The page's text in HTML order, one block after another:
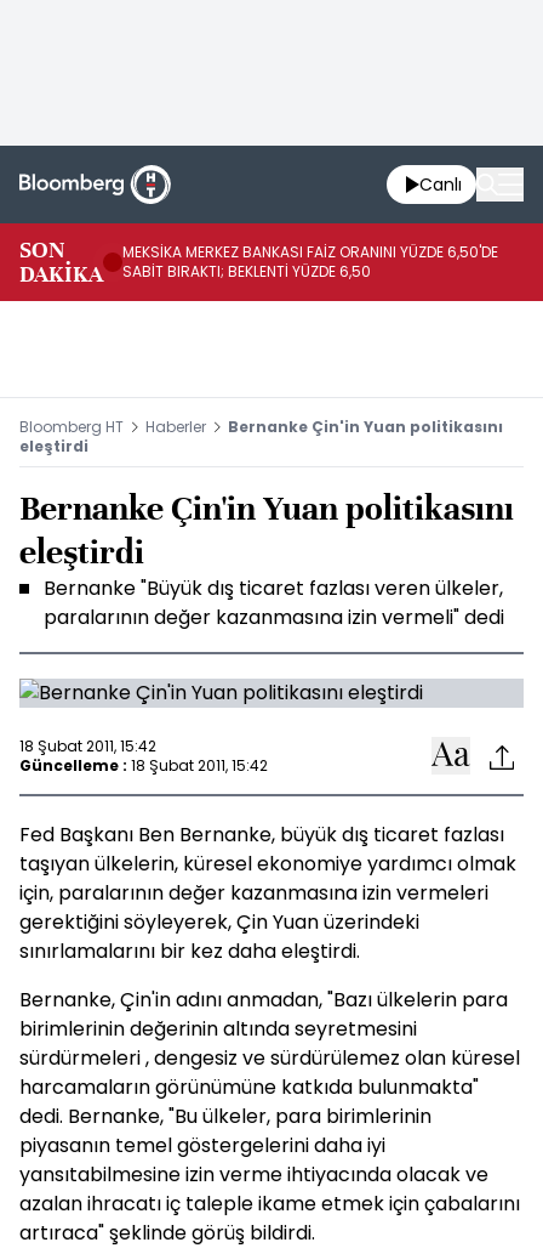
Canlı
SON
DAKİKA
MEKSİKA MERKEZ BANKASI FAİZ ORANINI YÜZDE 6,50'DE
SABİT BIRAKTI; BEKLENTİ YÜZDE 6,50
Bloomberg HT Haberler
Bernanke Çin'in Yuan politikasını
eleştirdi
Bernanke Çin'in Yuan politikasını
eleştirdi
Bernanke "Büyük dış ticaret fazlası veren ülkeler,
paralarının değer kazanmasına izin vermeli" dedi
18 Şubat 2011, 15:42
Güncelleme : 18 Şubat 2011, 15:42
Fed Başkanı Ben Bernanke, büyük dış ticaret fazlası
taşıyan ülkelerin, küresel ekonomiye yardımcı olmak
için, paralarının değer kazanmasına izin vermeleri
gerektiğini söyleyerek, Çin Yuan üzerindeki
sınırlamalarını bir kez daha eleştirdi.
Bernanke, Çin'in adını anmadan, "Bazı ülkelerin para
birimlerinin değerinin altında seyretmesini
sürdürmeleri , dengesiz ve sürdürülemez olan küresel
harcamaların görünümüne katkıda bulunmakta"
dedi. Bernanke, "Bu ülkeler, para birimlerinin
piyasanın temel göstergelerini daha iyi
yansıtabilmesine izin verme ihtiyacında olacak ve
azalan ihracatı iç taleple ikame etmek için çabalarını
artıraca" şeklinde görüş bildirdi.